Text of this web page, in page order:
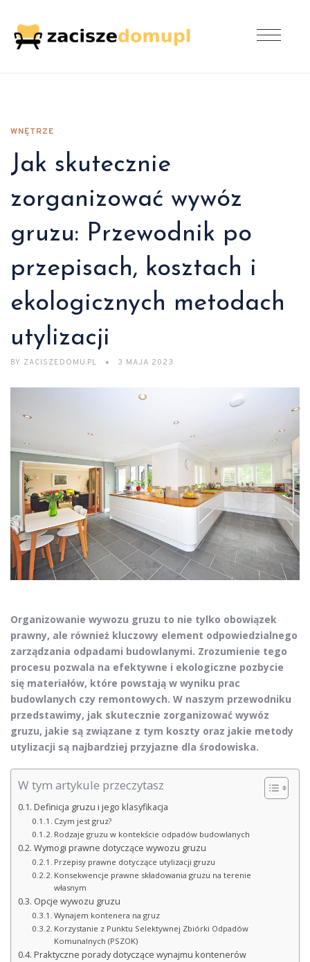
WNĘTRZE
Jak skutecznie
zorganizować wywóz
gruzu: Przewodnik po
przepisach, kosztach i
ekologicznych metodach
utylizacji
BY ZACISZEDOMU.PL 3 MAJA 2023
Organizowanie wywozu gruzu to nie tylko obowiązek
prawny, ale również kluczowy element odpowiedzialnego
zarządzania odpadami budowlanymi. Zrozumienie tego
procesu pozwala na efektywne i ekologiczne pozbycie
się materiałów, które powstają w wyniku prac
budowlanych czy remontowych. W naszym przewodniku
przedstawimy, jak skutecznie zorganizować wywóz
gruzu, jakie są związane z tym koszty oraz jakie metody
utylizacji są najbardziej przyjazne dla środowiska.
W tym artykule przeczytasz
Definicja gruzu i jego klasyfikacja
Czym jest gruz?
Rodzaje gruzu w kontekście odpadów budowlanych
Wymogi prawne dotyczące wywozu gruzu
Przepisy prawne dotyczące utylizacji gruzu
Konsekwencje prawne składowania gruzu na terenie
własnym
Opcje wywozu gruzu
Wynajem kontenera na gruz
Korzystanie z Punktu Selektywnej Zbiórki Odpadów
Komunalnych (PSZOK)
Praktyczne porady dotyczące wynajmu kontenerów